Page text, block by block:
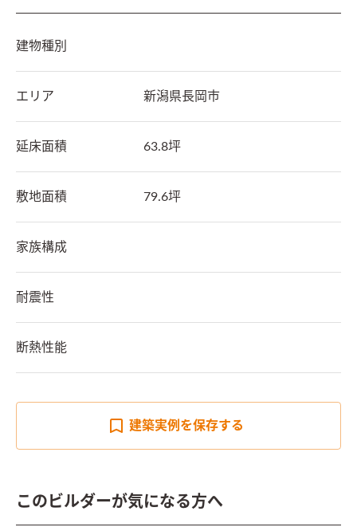
建物種別
エリア 新潟県長岡市
延床面積 63.8坪
敷地面積 79.6坪
家族構成
耐震性
断熱性能
建築実例を保存する
このビルダーが気になる方へ